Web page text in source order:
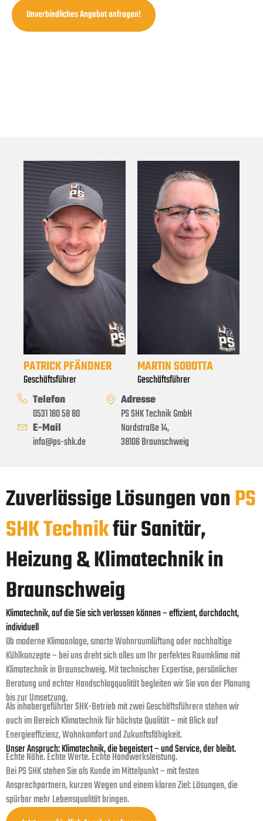
Unverbindliches Angebot anfragen!
PATRICK PFÄNDNER
Geschäftsführer
MARTIN SOBOTTA
Geschäftsführer
Telefon
0531 180 58 80
E-Mail
info@ps-shk.de
Adresse
PS SHK Technik GmbH
Nordstraße 14,
38106 Braunschweig
Zuverlässige Lösungen vonPS
SHK Technikfür Sanitär,
Heizung & Klimatechnik in
Braunschweig
Klimatechnik, auf die Sie sich verlassen können – effizient, durchdacht,
individuell
Ob moderne Klimaanlage, smarte Wohnraumlüftung oder nachhaltige
Kühlkonzepte – bei uns dreht sich alles um Ihr perfektes Raumklima mit
Klimatechnik in Braunschweig. Mit technischer Expertise, persönlicher
Beratung und echter Handschlagqualität begleiten wir Sie von der Planung
bis zur Umsetzung.
Als inhabergeführter SHK-Betrieb mit zwei Geschäftsführern stehen wir
auch im BereichKlimatechnikfür höchste Qualität – mit Blick auf
Energieeffizienz, Wohnkomfort und Zukunftsfähigkeit.
Unser Anspruch: Klimatechnik, die begeistert – und Service, der bleibt.
Echte Nähe. Echte Werte. Echte Handwerksleistung.
Bei PS SHK stehen Sie als Kunde im Mittelpunkt – mit festen
Ansprechpartnern, kurzen Wegen und einem klaren Ziel: Lösungen, die
spürbar mehr Lebensqualität bringen.